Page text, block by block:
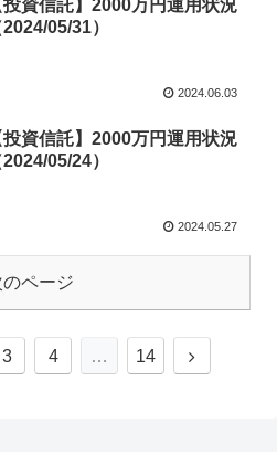
投資信託】2000万円運用状況
2024/05/31）
2024.06.03
投資信託】2000万円運用状況
2024/05/24）
2024.05.27
のページ
3 4 … 14